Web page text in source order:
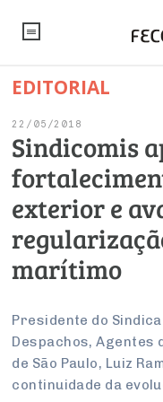
NOTÍCIAS
Editorial
Artigos
Institucional
Debates Fecomercio-SP
PROJETOS ESPECIAIS:
UM BRASIL
Economia
Pesquisas
Brasil
Modernização do Estado
Economia Digital
Inteligência Artificial
Legislação
Trabalho
Reforma Tributária
Negócios
Atacado
Serviços
Sustentabilidade
ESG
Últimas Notícias
SINDICATOS
PESQUISAS
FALE CONOSCO
INSTITUCIONAL
Imprensa
Negociações Coletivas
CONSELHOS
Conselho de Turismo
Conselho de Emprego e
EMPRESAS
EDITORIAL
22/05/2018
Sindicomis
exterior e
marítimo
Presidente do
Despachos, Agentes
de São Paulo, Luiz
continuidade da